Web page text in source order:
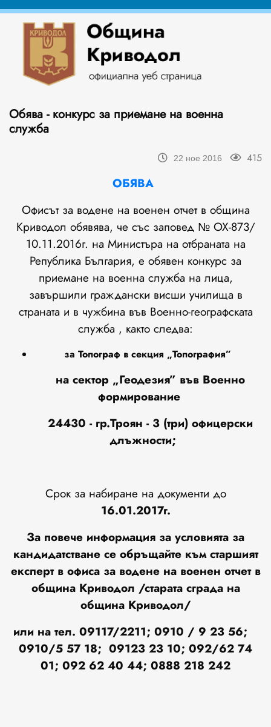
Обява - конкурс за приемане на военна
служба
22 ное 2016 415
ОБЯВА
Офисът за водене на военен отчет в община
Криводол обявява, че със заповед № ОХ-873/
10.11.2016г. на Министъра на отбраната на
Република България, е обявен конкурс за
приемане на военна служба на лица,
завършили граждански висши училища в
страната и в чужбина във Военно-географската
служба , както следва:
за Топограф в секция „Топография”
на сектор „Геодезия” във Военно
формирование
24430 - гр.Троян - 3(три) офицерски
длъжности;
Срок за набиране на документи до
16.01.2017г.
За повече информация за условията за
кандидатстване се обръщайте към старшият
експерт в офиса за водене на военен отчет в
община Криводол /старата сграда на
община Криводол/
или на тел. 09117/2211; 0910 / 9 23 56;
0910/5 57 18; 09123 23 10; 092/62 74
01; 092 62 40 44; 0888 218 242